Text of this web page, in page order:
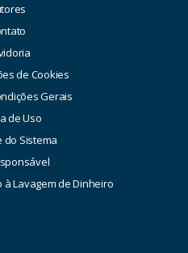
de Cookies
Gerais
de Uso
do Sistema
à Lavagem de Dinheiro